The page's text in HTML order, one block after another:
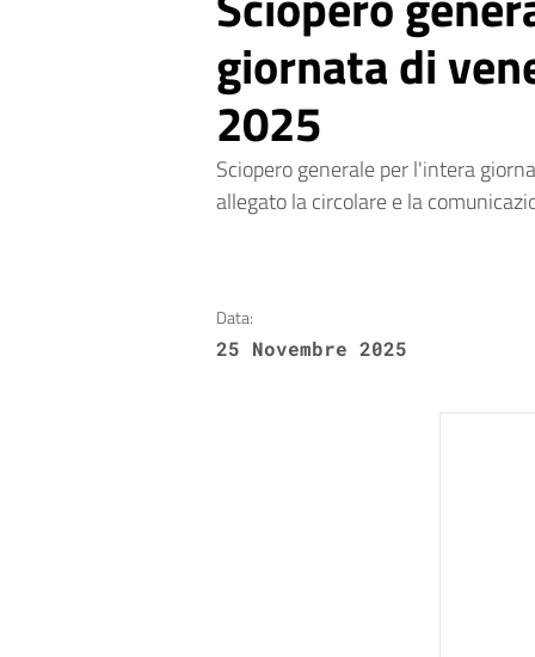
giornata di
2025
Sciopero generale per l'intera
allegato la circolare e la
Data:
25 Novembre 2025